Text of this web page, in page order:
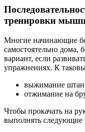
тренировки
Многие начинающие
самостоятельно дома,
вариант, если
упражнениях. К
выжимание
отжимание на
Чтобы прокачать на
выполнять следующие